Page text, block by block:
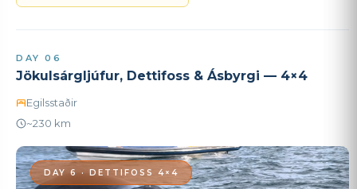
DAY 06
Jökulsárgljúfur, Dettifoss & Ásbyrgi — 4×4
Egilsstaðir
~230 km
DAY 6 · DETTIFOSS 4×4